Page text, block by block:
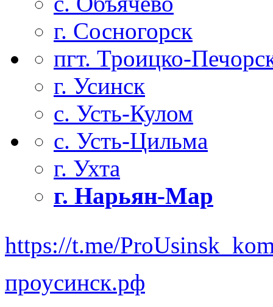
г. Сосногорск
пгт. Троицко-
г. Усинск
с. Усть-Кулом
с. Усть-Цильма
г. Ухта
г. Нарьян-Мар
https://t.me/
проусинск.рф